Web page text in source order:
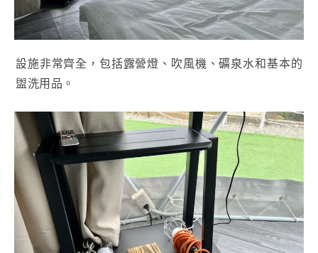
設施非常齊全，包括露營燈、吹風機、礦泉水和基本的
盥洗用品。